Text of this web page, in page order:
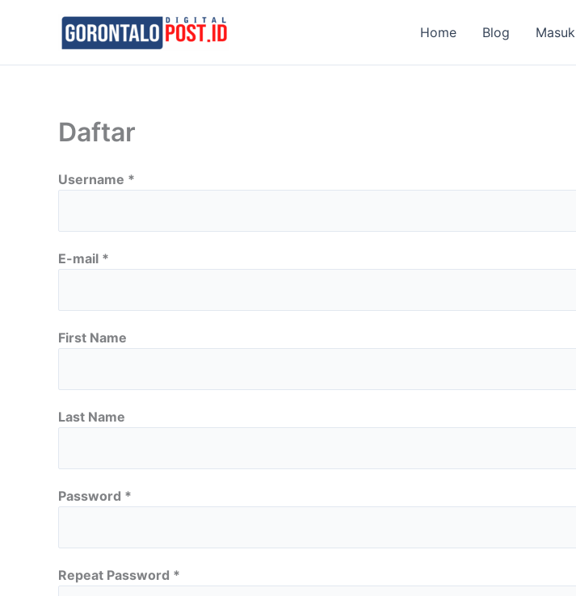
Home Blog Masuk
Daftar
Username *
E-mail *
First Name
Last Name
Password *
Repeat Password *